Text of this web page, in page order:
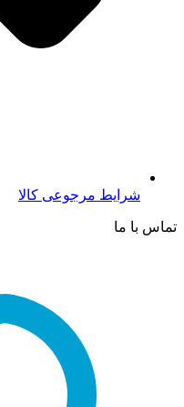
شرایط مرجوعی کالا
تماس با ما